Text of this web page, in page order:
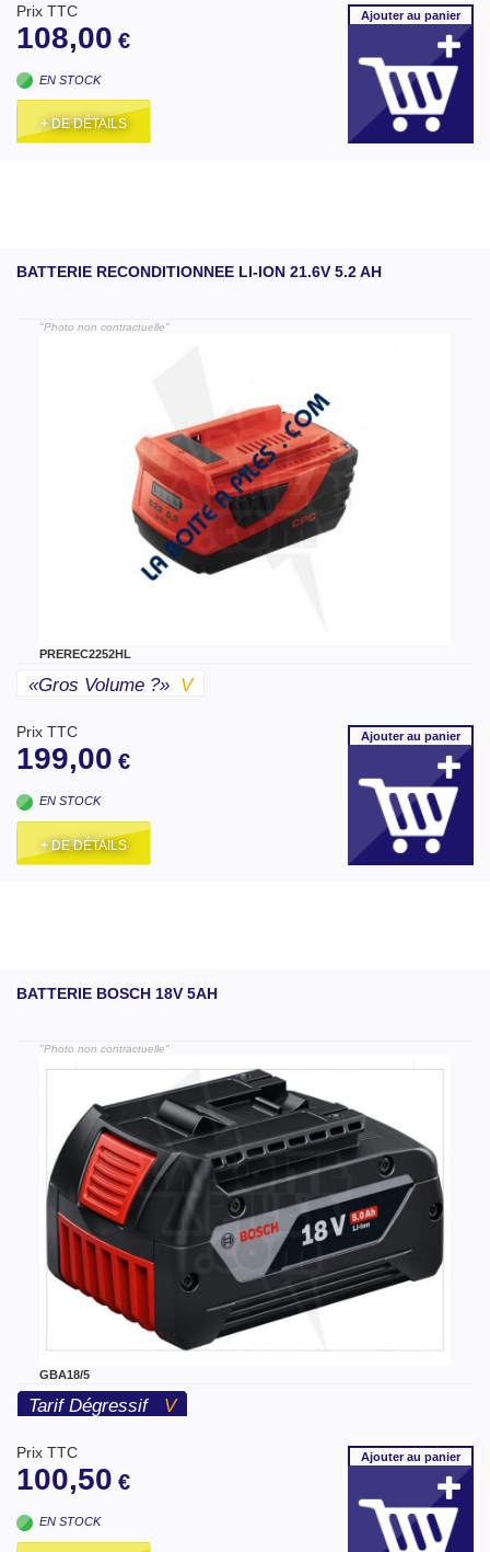
Prix TTC
108,00 €
EN STOCK
+ DE DÉTAILS
Ajouterau panier
BATTERIE RECONDITIONNEE LI-ION 21.6V 5.2 AH
"Photo non contractuelle"
PREREC2252HL
«gros Volume ?» V
Prix TTC
199,00 €
EN STOCK
+ DE DÉTAILS
Ajouterau panier
BATTERIE BOSCH 18V 5AH
"Photo non contractuelle"
GBA18/5
Tarif Dégressif V
Prix TTC
100,50 €
EN STOCK
Ajouterau panier